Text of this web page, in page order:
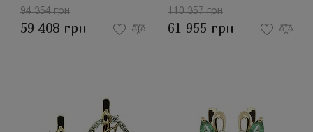
94 354 грн
59 408 грн
110 357 грн
61 955 грн